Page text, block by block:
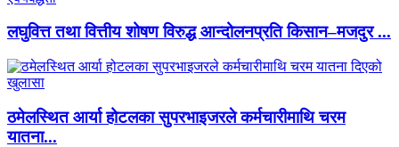
लघुवित्त तथा वित्तीय शोषण विरुद्ध आन्दोलनप्रति किसान–मजदुर ...
ठमेलस्थित आर्या होटलका सुपरभाइजरले कर्मचारीमाथि चरम
यातना...